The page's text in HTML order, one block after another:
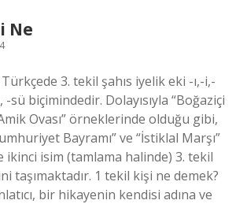
Ne
3. tekil şahıs iyelik eki -ı,-i,-
-sü biçimindedir. Dolayısıyla “Boğaziçi
Ovası” örneklerinde olduğu gibi,
Bayramı” ve “İstiklal Marşı”
ikinci isim (tamlama halinde) 3. tekil
taşımaktadır. 1 tekil kişi ne demek?
bir hikayenin kendisi adına ve